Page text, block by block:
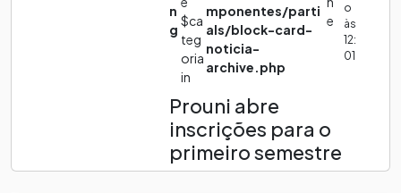
n
g
$ca
teg
oria
in
mponentes/parti
als/block-card-
noticia-
archive.php
e
o
às
12:
01
Prouni abre
inscrições para o
primeiro semestre